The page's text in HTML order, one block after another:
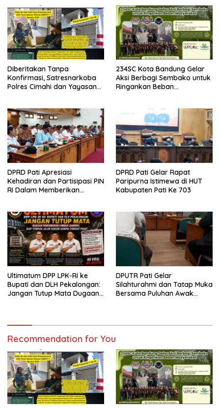
Diberitakan Tanpa
Konfirmasi, Satresnarkoba
Polres Cimahi dan Yayasan
234SC Kota Bandung Gelar
Aksi Berbagi Sembako untuk
Ringankan Beban
DPRD Pati Apresiasi
Kehadiran dan Partisipasi PIN
RI Dalam Memberikan
DPRD Pati Gelar Rapat
Paripurna Istimewa di HUT
Kabupaten Pati Ke 703
Ultimatum DPP LPK-RI ke
Bupati dan DLH Pekalongan:
Jangan Tutup Mata Dugaan
DPUTR Pati Gelar
Silahturahmi dan Tatap Muka
Bersama Puluhan Awak
Recommendation for You